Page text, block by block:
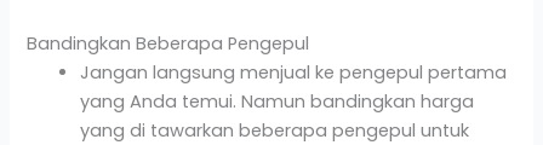
Bandingkan Beberapa Pengepul
Jangan langsung menjual ke pengepul pertama
yang Anda temui. Namun bandingkan harga
yang di tawarkan beberapa pengepul untuk